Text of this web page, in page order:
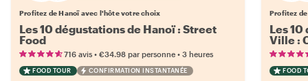
Profitez de Hanoï avec l'hôte votre choix
Les 10 dégustations de Hanoï : Street
Food
716 avis • €34.98 par personne • 3 heures
FOOD TOUR CONFIRMATION INSTANTANÉE
Profitez
Les
Ville :
FOOD